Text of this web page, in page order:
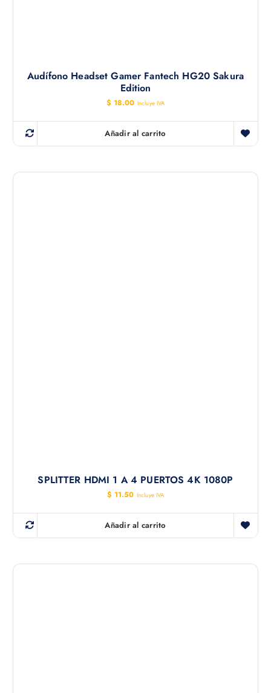
Audífono Headset Gamer Fantech HG20 Sakura
Edition
$ 18.00 Incluye IVA
Añadir al carrito
SPLITTER HDMI 1 A 4 PUERTOS 4K 1080P
$ 11.50 Incluye IVA
Añadir al carrito